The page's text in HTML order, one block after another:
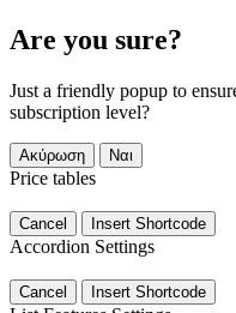
Are you sure?
Just a friendly popup to
subscription level?
Ακύρωση Ναι
Price tables
Cancel Insert Shortcode
Accordion Settings
Cancel Insert Shortcode